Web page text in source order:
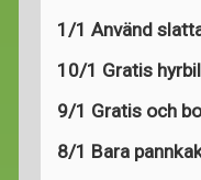
1/1 Använd
10/1 Gratis hyrbil
9/1 Gratis och
8/1 Bara